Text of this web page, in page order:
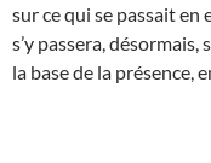
sur ce qui se passait en
s’y passera,
la base de la présence,